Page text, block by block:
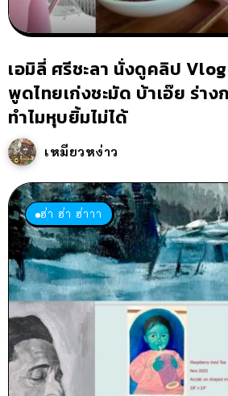
เอมิลี่ ศรีชะลา นั่งดูคลิป
พูดไทยเก่งชะมัด บ้าเอ๊ย ร่างก
ทำไมหุบยิ้มไม่ได้
เหมียวหง่าว
ฮ่า ฮ่า ฮ่าาา